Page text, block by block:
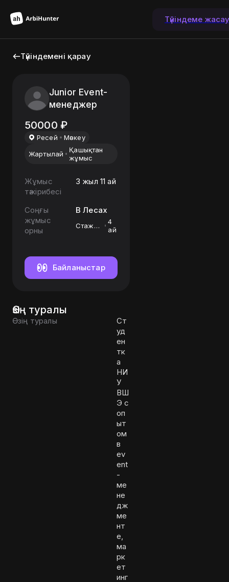
Түйіндеме
Түйіндемені қарау
Junior Event-
менеджер
50000 ₽
Ресей
Мәскеу
Жартылай
Қашықтан
жұмыс
Жұмыс
тәжірибесі
3 жыл 11 ай
Соңғы
жұмыс
орны
В Лесах
Стажёр
4
ай
Байланыстар
Өзің туралы
Өзің туралы
Ст
уд
ен
тк
а
НИ
У
ВШ
Э с
оп
ыт
ом
в
ev
ent
-
ме
не
дж
ме
нт
е,
ма
рк
ет
инг